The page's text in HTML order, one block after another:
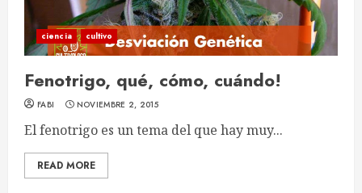
ciencia cultivo
Fenotrigo, qué, cómo, cuándo!
FABI NOVIEMBRE 2, 2015
El fenotrigo es un tema del que hay muy...
READ MORE